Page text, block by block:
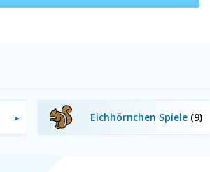
Eichhörnchen Spiele (9)